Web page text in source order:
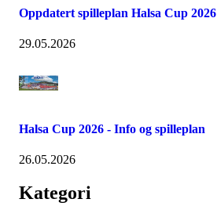
Oppdatert spilleplan Halsa Cup 2026
29.05.2026
Halsa Cup 2026 - Info og spilleplan
26.05.2026
Kategori